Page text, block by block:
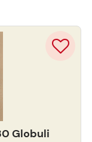
Globuli